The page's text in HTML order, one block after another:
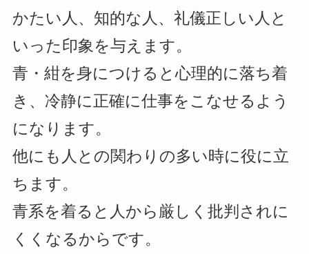
かたい人、知的な人、礼儀正しい人と
いった印象を与えます。
青・紺を身につけると心理的に落ち着
き、冷静に正確に仕事をこなせるよう
になります。
他にも人との関わりの多い時に役に立
ちます。
青系を着ると人から厳しく批判されに
くくなるからです。